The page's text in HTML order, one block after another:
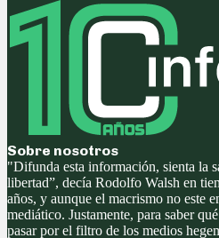
Sobre nosotros
"Difunda esta información, sienta la
libertad”, decía Rodolfo Walsh en
años, y aunque el macrismo no este
mediático. Justamente, para saber
pasar por el filtro de los medios